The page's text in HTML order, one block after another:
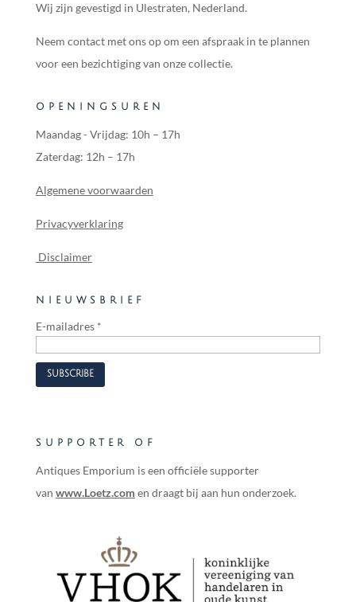
Wij zijn gevestigd in Ulestraten, Nederland.
Neem contact met ons op om een afspraak in te plannen
voor een bezichtiging van onze collectie.
OPENINGSUREN
Maandag - Vrijdag: 10h – 17h
Zaterdag: 12h – 17h
Algemene voorwaarden
Privacyverklaring
Disclaimer
NIEUWSBRIEF
E-mailadres *
SUPPORTER OF
Antiques Emporium is een officiële supporter
van www.Loetz.com en draagt bij aan hun onderzoek.